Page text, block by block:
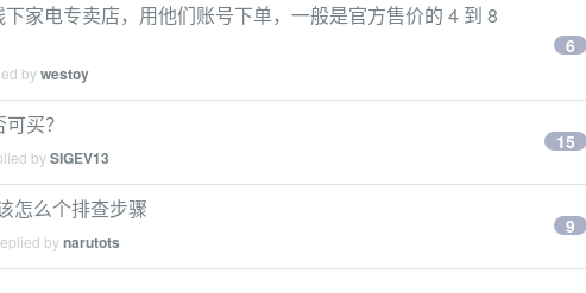
家电专卖店，用他们账号下单，一般是官方售价的 4 到 8
bywestoy
6
买？
bySIGEV13
15
怎么个排查步骤
bynarutots
9